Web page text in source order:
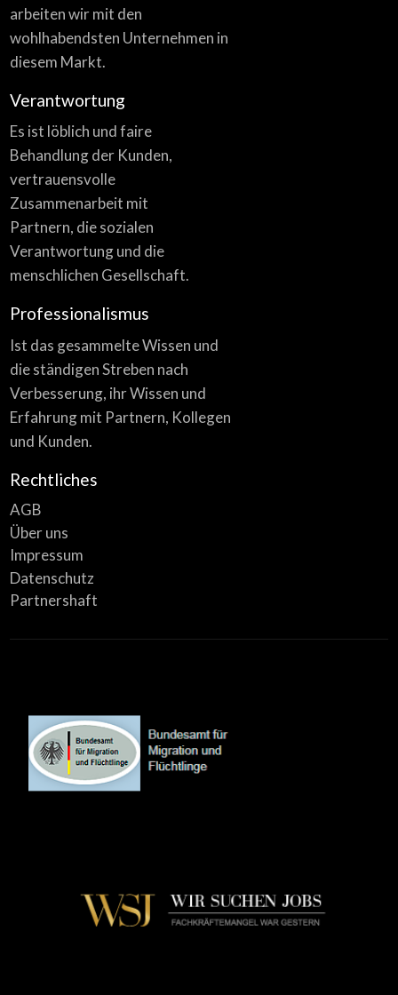
arbeiten wir mit den
wohlhabendsten Unternehmen in
diesem Markt.
Verantwortung
Es ist löblich und faire
Behandlung der Kunden,
vertrauensvolle
Zusammenarbeit mit
Partnern, die sozialen
Verantwortung und die
menschlichen Gesellschaft.
Professionalismus
Ist das gesammelte Wissen und
die ständigen Streben nach
Verbesserung, ihr Wissen und
Erfahrung mit Partnern, Kollegen
und Kunden.
Rechtliches
AGB
Über uns
Impressum
Datenschutz
Partnershaft